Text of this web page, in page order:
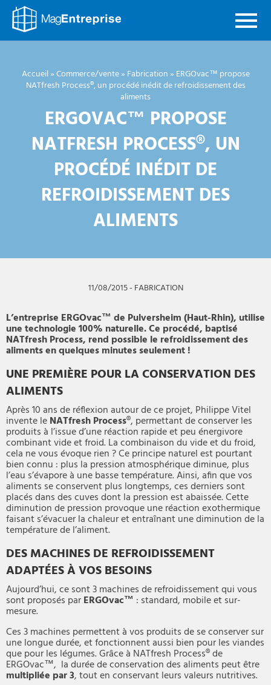
Mag
Entreprise
Accueil»Commerce/vente» Fabrication » ERGOvac™ propose
NATfresh Process®, un procédé inédit de refroidissement des
aliments
ERGOVAC™ PROPOSE
NATFRESH PROCESS®, UN
PROCÉDÉ INÉDIT DE
REFROIDISSEMENT DES
ALIMENTS
11/08/2015- FABRICATION
L’entreprise ERGOvac™ de Pulversheim (Haut-Rhin), utilise
une technologie 100% naturelle. Ce procédé, baptisé
NATfresh Process, rend possible le refroidissement des
aliments en quelques minutes seulement !
UNE PREMIÈRE POUR LA CONSERVATION DES
ALIMENTS
Après 10 ans de réflexion autour de ce projet, Philippe Vitel
invente leNATfresh Process®, permettant de conserver les
produits à l’issue d’une réaction rapide et peu énergivore
combinant vide et froid. La combinaison du vide et du froid,
cela ne vous évoque rien ? Ce principe naturel est pourtant
bien connu : plus la pression atmosphérique diminue, plus
l’eau s’évapore à une basse température. Ainsi, afin que vos
aliments se conservent plus longtemps, ces derniers sont
placés dans des cuves dont la pression est abaissée. Cette
diminution de pression provoque une réaction exothermique
faisant s’évacuer la chaleur et entraînant une diminution de la
température de l’aliment.
DES MACHINES DE REFROIDISSEMENT
ADAPTÉES À VOS BESOINS
Aujourd’hui, ce sont 3 machines de refroidissement qui vous
sont proposés parERGOvac™ : standard, mobile et sur-
mesure.
Ces 3 machines permettent à vos produits de se conserver sur
une longue durée, et fonctionnent aussi bien pour les viandes
que pour les légumes. Grâce à NATfresh Process® de
ERGOvac™, la durée de conservation des aliments peut être
multipliée par 3, tout en conservant leurs valeurs nutritives.